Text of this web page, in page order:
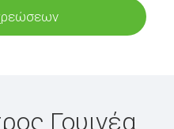
Γουινέα